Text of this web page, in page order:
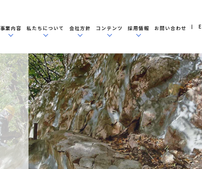
事業内容 私たちについて 会社方針 コンテンツ 採用情報 お問い合わせ